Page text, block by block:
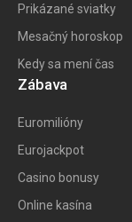
Prikázané sviatky
Mesačný horoskop
Kedy sa mení čas
Zábava
Euromilióny
Eurojackpot
Casino bonusy
Online kasína